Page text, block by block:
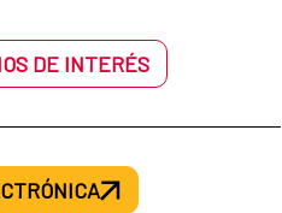
España
DE INTERÉS